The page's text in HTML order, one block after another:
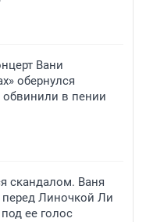
Вани
обернулся
обвинили в пении
скандалом. Ваня
Линочкой Ли
ее голос